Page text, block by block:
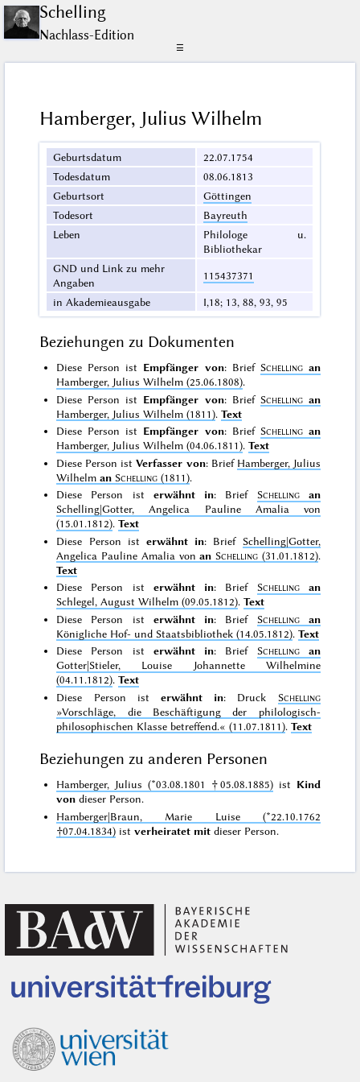
Schelling
Nachlass-Edition
☰
Hamberger, Julius Wilhelm
Geburtsdatum
22.07.1754
Todesdatum
08.06.1813
Geburtsort
Göttingen
Todesort
Bayreuth
Leben
Philologe u.
Bibliothekar
GND und Link zu mehr
Angaben
115437371
in Akademieausgabe I,18; 13, 88, 93, 95
Beziehungen zu Dokumenten
Diese Person ist Empfänger von: Brief Schelling an
Hamberger, Julius Wilhelm (25.06.1808).
Diese Person ist Empfänger von: Brief Schelling an
Hamberger, Julius Wilhelm (1811).Text
Diese Person ist Empfänger von: Brief Schelling an
Hamberger, Julius Wilhelm (04.06.1811).Text
Diese Person istVerfasser von: Brief Hamberger, Julius
Wilhelman Schelling (1811).
Diese Person ist erwähnt in: Brief Schelling
an
Schelling|Gotter, Angelica Pauline Amalia von
(15.01.1812).Text
Diese Person ist erwähnt in: Brief Schelling|Gotter,
Angelica Pauline Amalia vonan Schelling (31.01.1812).
Text
Diese Person ist erwähnt in: Brief Schelling
an
Schlegel, August Wilhelm (09.05.1812).Text
Diese Person ist erwähnt in: Brief Schelling
an
Königliche Hof- und Staatsbibliothek (14.05.1812).Text
Diese Person ist erwähnt in: Brief Schelling
an
Gotter|Stieler, Louise Johannette Wilhelmine
(04.11.1812).Text
Diese Person ist erwähnt in: Druck Schelling
»Vorschläge, die Beschäftigung der philologisch-
philosophischen Klasse betreffend.« (11.07.1811).Text
Beziehungen zu anderen Personen
Hamberger, Julius (*03.08.1801 †05.08.1885)ist Kind
von dieser Person.
Hamberger|Braun, Marie Luise (*22.10.1762
†07.04.1834) istverheiratet mit dieser Person.